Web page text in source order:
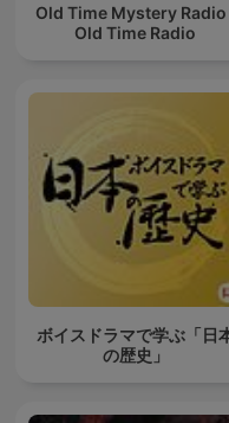
Old Time Mystery Radio |
Old Time Radio
ボイスドラマで学ぶ「日
の歴史」